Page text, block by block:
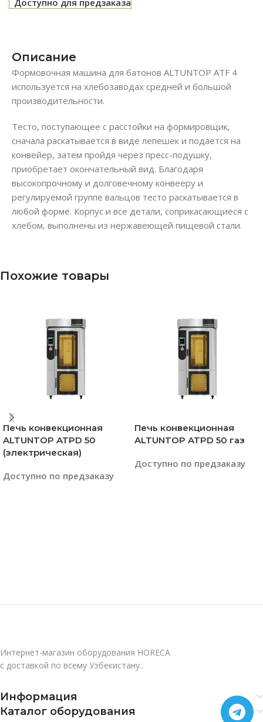
Описание
Формовочная машина для батонов ALTUNTOP ATF 4
используется на хлебозаводах средней и большой
производительности.
Тесто, поступающее с расстойки на формировщик,
сначала раскатывается в виде лепешек и подается на
конвейер, затем пройдя через пресс-подушку,
приобретает окончательный вид. Благодаря
высокопрочному и долговечному конвееру и
регулируемой группе вальцов тесто раскатывается в
любой форме. Корпус и все детали, соприкасающиеся с
хлебом, выполнены из нержавеющей пищевой стали.
Похожие товары
Печь конвекционная
ALTUNTOP ATPD 50
(электрическая)
Доступно по предзаказу
Печь конвекционная
ALTUNTOP ATPD 50 газ
Доступно по предзаказу
Интернет-магазин оборудования HORECA
с доставкой по всему Узбекистану..
Информация
Каталог оборудования